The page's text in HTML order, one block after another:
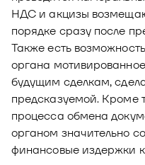
НДС и акцизы
порядке сразу после
Также есть
органа
будущим сделкам,
предсказуемой. Кроме
процесса обмена
органом значительно
финансовые издержки